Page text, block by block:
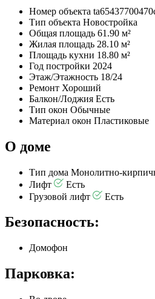
Номер объекта
Тип объекта Новостройка
Общая площадь 61.90 м²
Жилая площадь 28.10 м²
Площадь кухни 18.80 м²
Год постройки 2024
Этаж/Этажность 18/24
Ремонт Хороший
Балкон/Лоджия Есть
Тип окон Обычные
Материал окон Пластиковые
О доме
Тип дома Монолитно-
Лифт
Есть
Грузовой лифт
Есть
Безопасность:
Домофон
Парковка: